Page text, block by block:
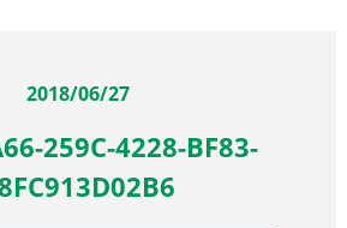
2018/06/27
259C-4228-BF83-